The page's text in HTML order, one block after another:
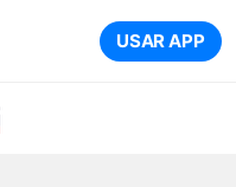
USAR APP